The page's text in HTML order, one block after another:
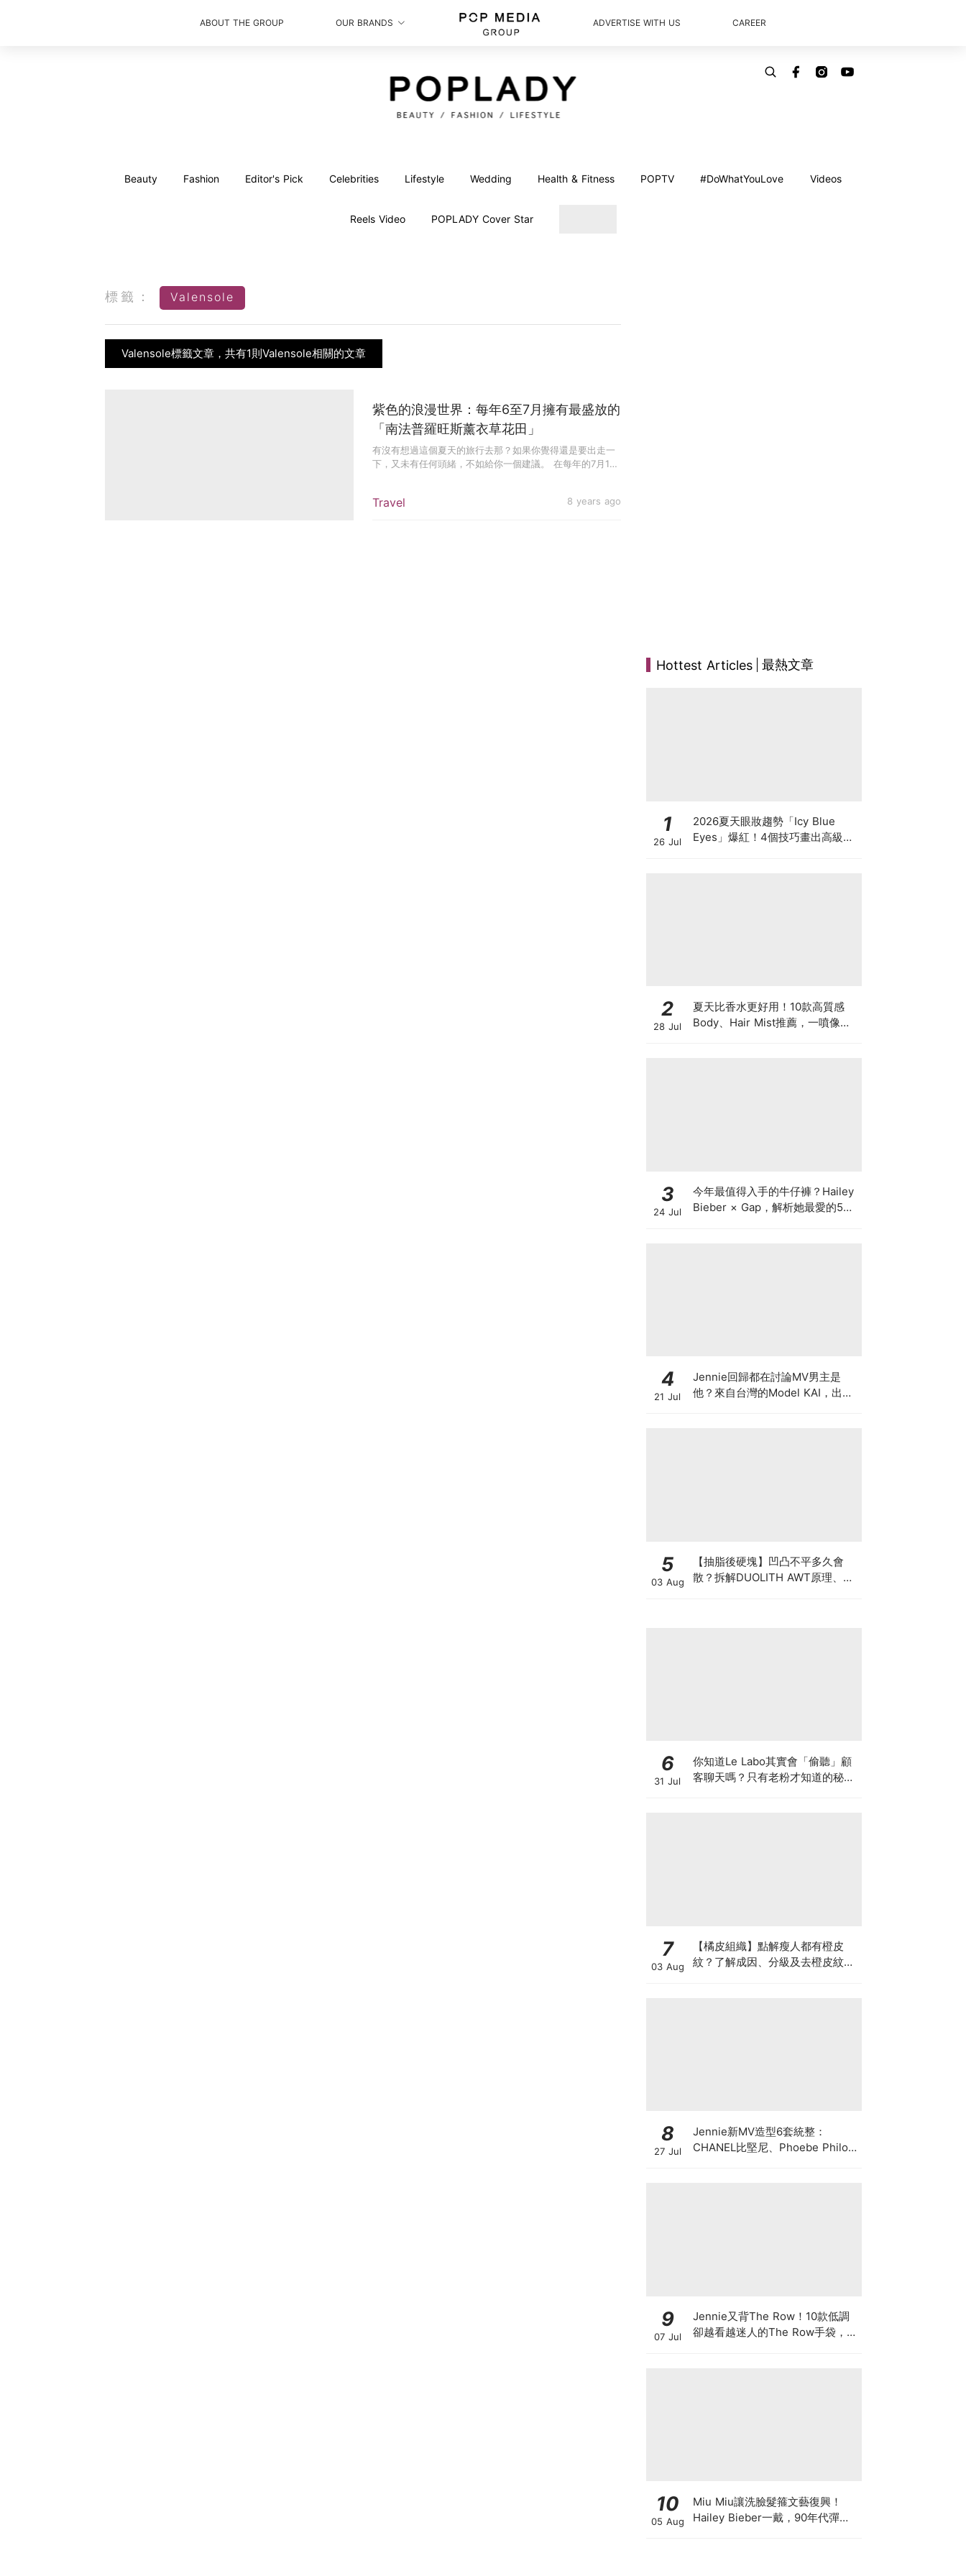
ABOUT THE GROUP OUR BRANDS ADVERTISE WITH US CAREER
Beauty Fashion Editor's Pick Celebrities Lifestyle Wedding Health & Fitness POPTV #DoWhatYouLove Videos
Reels Video POPLADY Cover Star
標籤： Valensole
Valensole標籤文章，共有1則Valensole相關的文章
Travel 8 years ago
紫色的浪漫世界：每年6至7月擁有最盛放的
「南法普羅旺斯薰衣草花田」
有沒有想過這個夏天的旅行去那？如果你覺得還是要出走一
下，又未有任何頭緒，不如給你一個建議。 在每年的7月17
Hottest Articles 最熱文章
1
26 Jul
2026夏天眼妝趨勢「Icy Blue
Eyes」爆紅！4個技巧畫出高級冰
2
28 Jul
夏天比香水更好用！10款高質感
Body、Hair Mist推薦，一噴像剛
3
24 Jul
今年最值得入手的牛仔褲？Hailey
Bieber × Gap，解析她最愛的5種
4
21 Jul
Jennie回歸都在討論MV男主是
他？來自台灣的Model KAI，出演
5
03 Aug
【抽脂後硬塊】凹凸不平多久會
散？拆解DUOLITH AWT原理、按
6
31 Jul
你知道Le Labo其實會「偷聽」顧
客聊天嗎？只有老粉才知道的秘密
7
03 Aug
【橘皮組織】點解瘦人都有橙皮
紋？了解成因、分級及去橙皮紋改
8
27 Jul
Jennie新MV造型6套統整：
CHANEL比堅尼、Phoebe Philo
9
07 Jul
Jennie又背The Row！10款低調
卻越看越迷人的The Row手袋，長
10
05 Aug
Miu Miu讓洗臉髮箍文藝復興！
Hailey Bieber一戴，90年代彈簧